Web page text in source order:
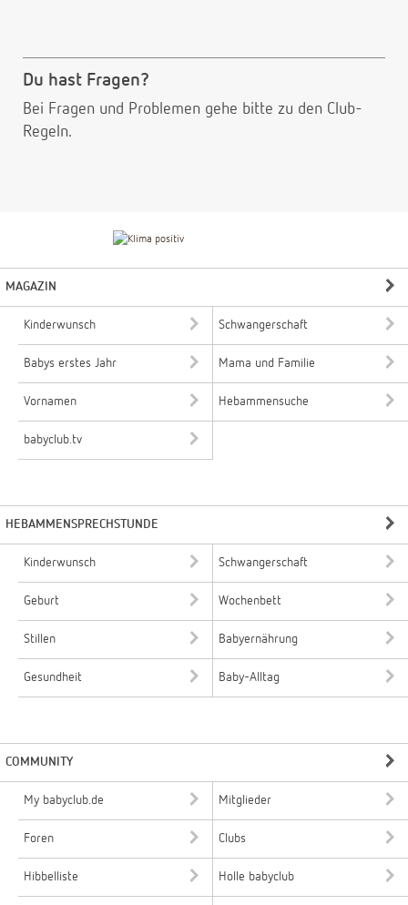
Du hast Fragen?
Bei Fragen und Problemen gehe bitte zu den Club-
Regeln.
MAGAZIN
Kinderwunsch Schwangerschaft
Babys erstes Jahr Mama und Familie
Vornamen Hebammensuche
babyclub.tv
HEBAMMENSPRECHSTUNDE
Kinderwunsch Schwangerschaft
Geburt Wochenbett
Stillen Babyernährung
Gesundheit Baby-Alltag
COMMUNITY
My babyclub.de Mitglieder
Foren Clubs
Hibbelliste Holle babyclub